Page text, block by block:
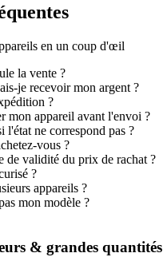
en un coup d'œil
la vente ?
je recevoir mon argent ?
?
mon appareil avant l'envoi ?
l'état ne correspond pas ?
vous ?
de validité du prix de rachat ?
?
appareils ?
mon modèle ?
& grandes quantités